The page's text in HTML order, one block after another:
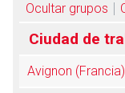
Ocultar grupos
Ciudad de
Avignon